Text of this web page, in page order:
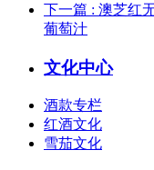
下一篇 : 澳芝红
葡萄汁
文化中心
酒款专栏
红酒文化
雪茄文化